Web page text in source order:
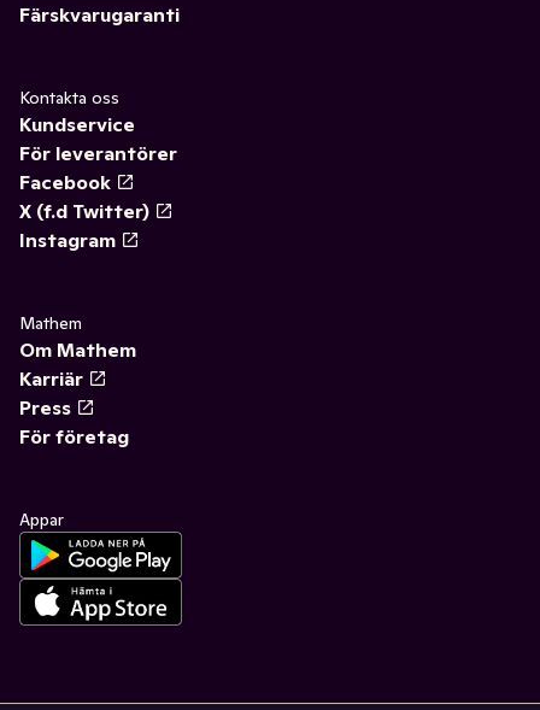
Färskvarugaranti
Kontakta oss
Kundservice
För leverantörer
Facebook
X (f.d Twitter)
Instagram
Mathem
Om Mathem
Karriär
Press
För företag
Appar